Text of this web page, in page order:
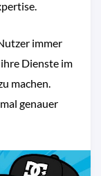
immer
Dienste im
machen.
genauer